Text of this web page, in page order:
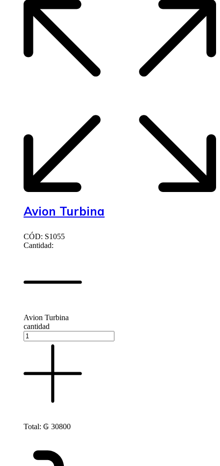
Avion Turbina
CÓD: S1055
Cantidad:
Avion Turbina
cantidad
Total: ₲ 30800